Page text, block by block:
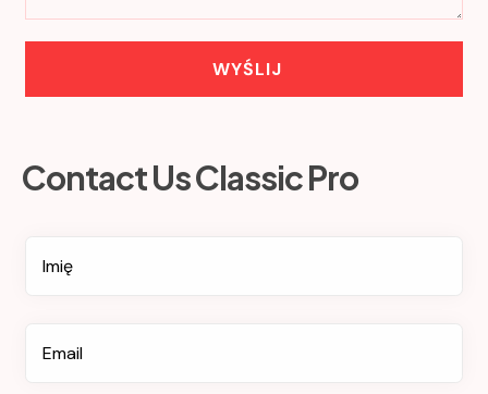
Contact Us Classic Pro